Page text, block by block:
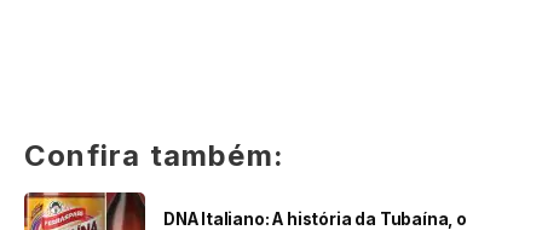
Confira também:
DNA Italiano: A história da Tubaína, o